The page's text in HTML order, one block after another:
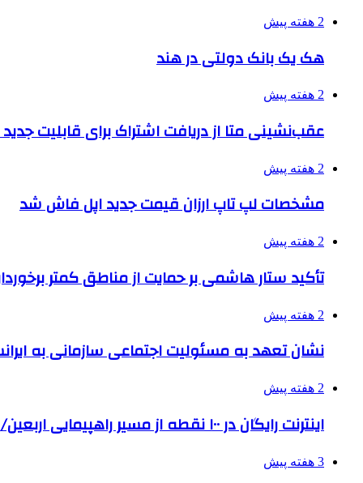
2 هفته پیش
هک یک بانک دولتی در هند
2 هفته پیش
عقب‌نشینی متا از دریافت اشتراک برای قابلیت
2 هفته پیش
مشخصات لپ تاپ ارزان قیمت جدید اپل فاش شد
2 هفته پیش
تأکید ستار هاشمی بر حمایت از مناطق کمتر
2 هفته پیش
نشان تعهد به مسئولیت اجتماعی سازمانی به
2 هفته پیش
اینترنت رایگان در ۱۰۰ نقطه از مسیر راهپیمایی اربعین/ تامین ارز زائران
3 هفته پیش